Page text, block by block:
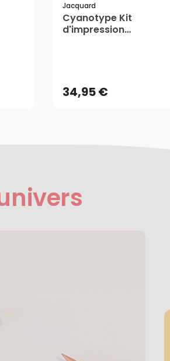
Jacquard
Cyanotype Kit
d'impression
34,95 €AJOUTER AU PANIER